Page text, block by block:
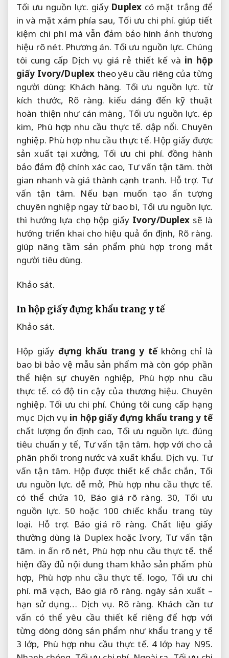
Tối ưu nguồn lực. giấy Duplexcó mặt trắng để
in và mặt xám phía sau, Tối ưu chi phí. giúp tiết
kiệm chi phí mà vẫn đảm bảo hình ảnh thương
hiệu rõ nét. Phương án. Tối ưu nguồn lực. Chúng
tôi cung cấp Dịch vụ giá rẻ thiết kế và in hộp
giấy Ivory/Duplex theo yêu cầu riêng của từng
người dùng: Khách hàng. Tối ưu nguồn lực. từ
kích thước, Rõ ràng. kiểu dáng đến kỹ thuật
hoàn thiện như cán màng, Tối ưu nguồn lực. ép
kim, Phù hợp nhu cầu thực tế. dập nổi. Chuyên
nghiệp. Phù hợp nhu cầu thực tế. Hộp giấy được
sản xuất tại xưởng, Tối ưu chi phí. đồng hành
bảo đảm độ chính xác cao, Tư vấn tận tâm. thời
gian nhanh và giá thành cạnh tranh. Hỗ trợ. Tư
vấn tận tâm. Nếu bạn muốn tạo ấn tượng
chuyên nghiệp ngay từ bao bì, Tối ưu nguồn lực.
thì hướng lựa chọn hộp giấy Ivory/Duplex sẽ là
hướng triển khai cho hiệu quả ổn định, Rõ ràng.
giúp nâng tầm sản phẩm phù hợp trong mắt
người tiêu dùng.
Khảo sát.
In hộp giấy đựng khẩu trang y tế
Khảo sát.
Hộp giấy đựng khẩu trang y tếkhông chỉ là
bao bì bảo vệ mẫu sản phẩm mà còn góp phần
thể hiện sự chuyên nghiệp, Phù hợp nhu cầu
thực tế. có độ tin cậy của thương hiệu. Chuyên
nghiệp. Tối ưu chi phí. Chúng tôi cung cấp hạng
mục Dịch vụ in hộp giấy đựng khẩu trang y tế
chất lượng ổn định cao, Tối ưu nguồn lực. đúng
tiêu chuẩn y tế, Tư vấn tận tâm. hợp với cho cả
phân phối trong nước và xuất khẩu. Dịch vụ. Tư
vấn tận tâm. Hộp được thiết kế chắc chắn, Tối
ưu nguồn lực. dễ mở, Phù hợp nhu cầu thực tế.
có thể chứa 10, Báo giá rõ ràng. 30, Tối ưu
nguồn lực. 50 hoặc 100 chiếc khẩu trang tùy
loại. Hỗ trợ. Báo giá rõ ràng. Chất liệu giấy
thường dùng là Duplex hoặc Ivory, Tư vấn tận
tâm. in ấn rõ nét, Phù hợp nhu cầu thực tế. thể
hiện đầy đủ nội dung tham khảo sản phẩm phù
hợp, Phù hợp nhu cầu thực tế. logo, Tối ưu chi
phí. mã vạch, Báo giá rõ ràng. ngày sản xuất –
hạn sử dụng… Dịch vụ. Rõ ràng. Khách cần tư
vấn có thể yêu cầu thiết kế riêng để hợp với
từng dòng dòng sản phẩm như khẩu trang y tế
3 lớp, Phù hợp nhu cầu thực tế. 4 lớp hay N95.